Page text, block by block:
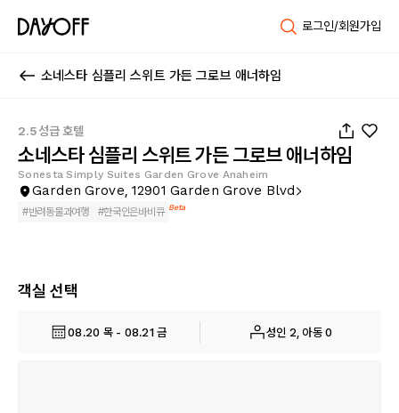
로그인/회원가입
소네스타 심플리 스위트 가든 그로브 애너하임
2.5성급 호텔
소네스타 심플리 스위트 가든 그로브 애너하임
Sonesta Simply Suites Garden Grove Anaheim
Garden Grove, 12901 Garden Grove Blvd
#반려동물과여행 #한국인은바비큐 Beta
객실 선택
08.20 목 - 08.21 금 성인 2, 아동 0